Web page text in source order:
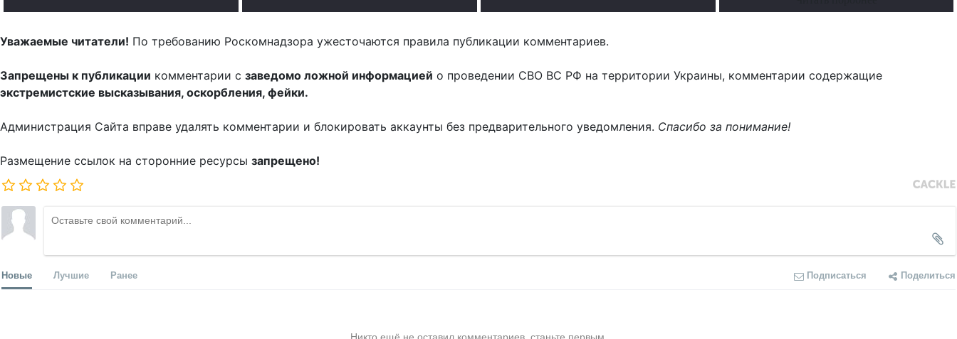
Уважаемые читатели! По требованию Роскомнадзора ужесточаются правила публикации комментариев.
Запрещены к публикации комментарии с заведомо ложной информацией о проведении СВО ВС РФ на территории Украины, комментарии содержащие
экстремистские высказывания, оскорбления, фейки.
Администрация Сайта вправе удалять комментарии и блокировать аккаунты без предварительного уведомления. Спасибо за понимание!
Размещение ссылок на сторонние ресурсы запрещено!
Новые Лучшие Ранее Подписаться Поделиться